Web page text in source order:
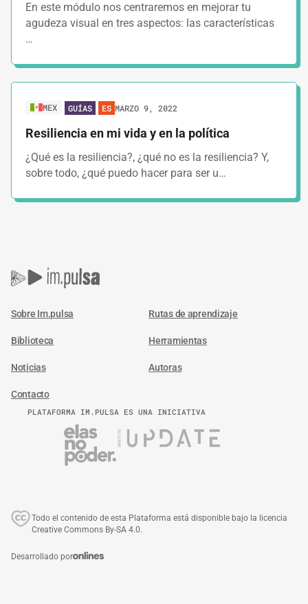
En este módulo nos centraremos en mejorar tu
agudeza visual en tres aspectos: las características
…
MEX GUÍAS ES MARZO 9, 2022
Resiliencia en mi vida y en la política
¿Qué es la resiliencia?, ¿qué no es la resiliencia? Y,
sobre todo, ¿qué puedo hacer para ser u…
Sobre Im.pulsa Rutas de aprendizaje
Biblioteca Herramientas
Noticias Autoras
Contacto
PLATAFORMA IM.PULSA ES UNA INICIATIVA
Todo el contenido de esta Plataforma está disponible bajo la licencia
Creative Commons By-SA 4.0.
Desarrollado por